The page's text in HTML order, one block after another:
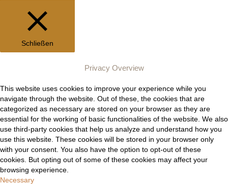
Schließen
Privacy Overview
This website uses cookies to improve your experience while you
navigate through the website. Out of these, the cookies that are
categorized as necessary are stored on your browser as they are
essential for the working of basic functionalities of the website. We also
use third-party cookies that help us analyze and understand how you
use this website. These cookies will be stored in your browser only
with your consent. You also have the option to opt-out of these
cookies. But opting out of some of these cookies may affect your
browsing experience.
Necessary